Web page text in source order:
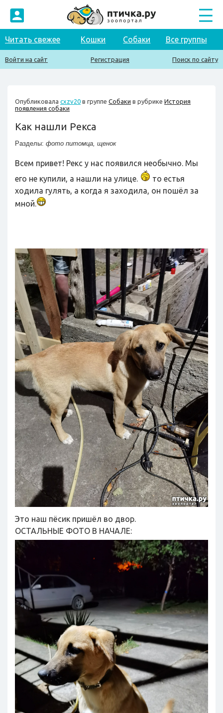
Читать свежее Кошки Собаки Все группы
Войти на сайт Регистрация Поиск по сайту
Опубликовала cxzv20 в группе Собаки в рубрике История
появления собаки
Как нашли Рекса
Разделы: фото питомца, щенок
Всем привет! Рекс у нас появился необычно. Мы
его не купили, а нашли на улице.
то естья
ходила гулять, а когда я заходила, он пошёл за
мной.
Это наш пёсик пришёл во двор.
ОСТАЛЬНЫЕ ФОТО В НАЧАЛЕ: